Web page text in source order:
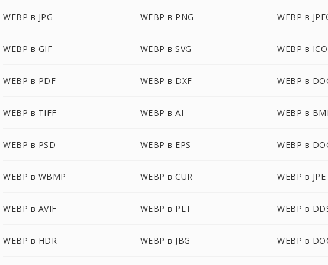
WEBP в JPG WEBP в PNG WEBP в
WEBP в GIF WEBP в SVG WEBP в ICO
WEBP в PDF WEBP в DXF WEBP в
WEBP в TIFF WEBP в AI WEBP в
WEBP в PSD WEBP в EPS WEBP в
WEBP в WBMP WEBP в CUR WEBP в JPE
WEBP в AVIF WEBP в PLT WEBP в
WEBP в HDR WEBP в JBG WEBP в